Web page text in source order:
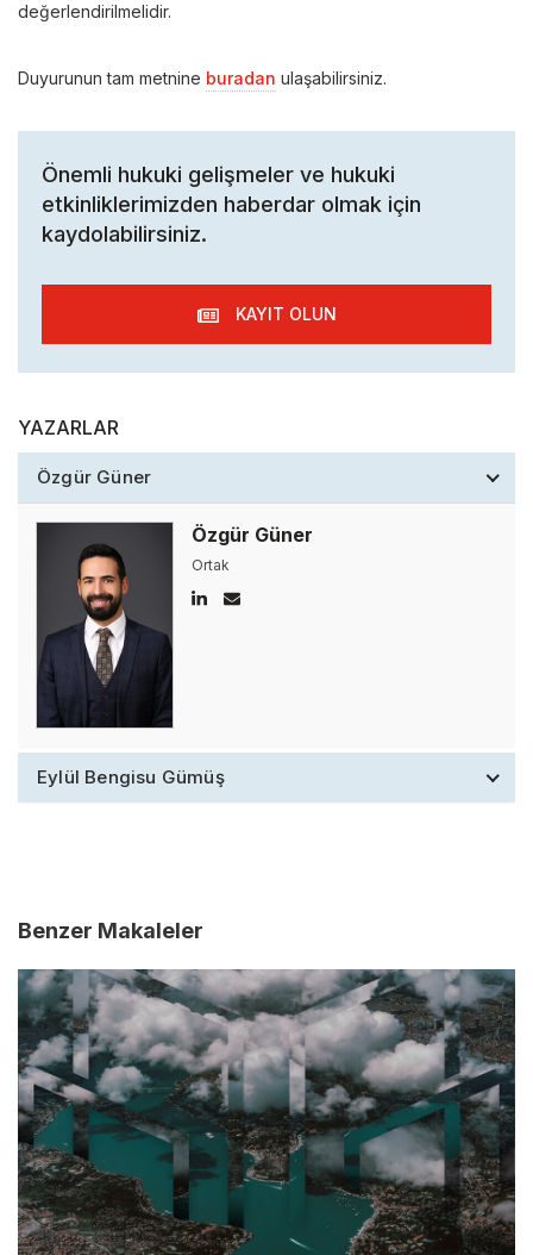
değerlendirilmelidir.
Duyurunun tam metnine buradan ulaşabilirsiniz.
Önemli hukuki gelişmeler ve hukuki
etkinliklerimizden haberdar olmak için
kaydolabilirsiniz.
KAYIT OLUN
YAZARLAR
Özgür Güner
Özgür Güner
Ortak
Eylül Bengisu Gümüş
Benzer Makaleler